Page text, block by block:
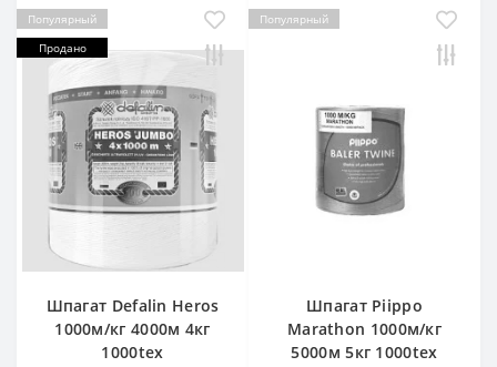
Популярный
Продано
Шпагат Defalin Heros
1000м/кг 4000м 4кг
1000tex
Популярный
Шпагат Piippo
Marathon 1000м/кг
5000м 5кг 1000tex